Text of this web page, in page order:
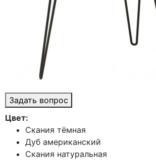
Задать вопрос
Цвет:
Скания тёмная
Дуб американский
Скания натуральная